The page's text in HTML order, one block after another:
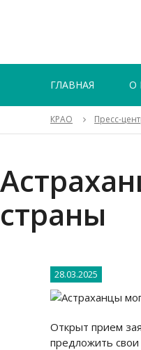
ГЛАВНАЯ О
КРАО Пресс-
страны
28.03.2025
Открыт прием
предложить